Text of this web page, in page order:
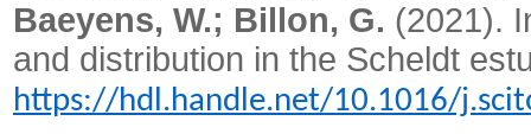
Baeyens, W.; Billon, G. (2021).
and distribution in the Scheldt
https://hdl.handle.net/10.1016/